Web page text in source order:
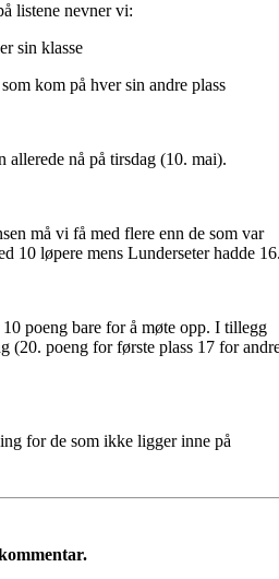
listene nevner vi:
sin klasse
kom på hver sin andre plass
allerede nå på tirsdag (10. mai).
må vi få med flere enn de som var
10 løpere mens Lunderseter hadde
poeng bare for å møte opp. I tillegg
(20. poeng for første plass 17 for
for de som ikke ligger inne på